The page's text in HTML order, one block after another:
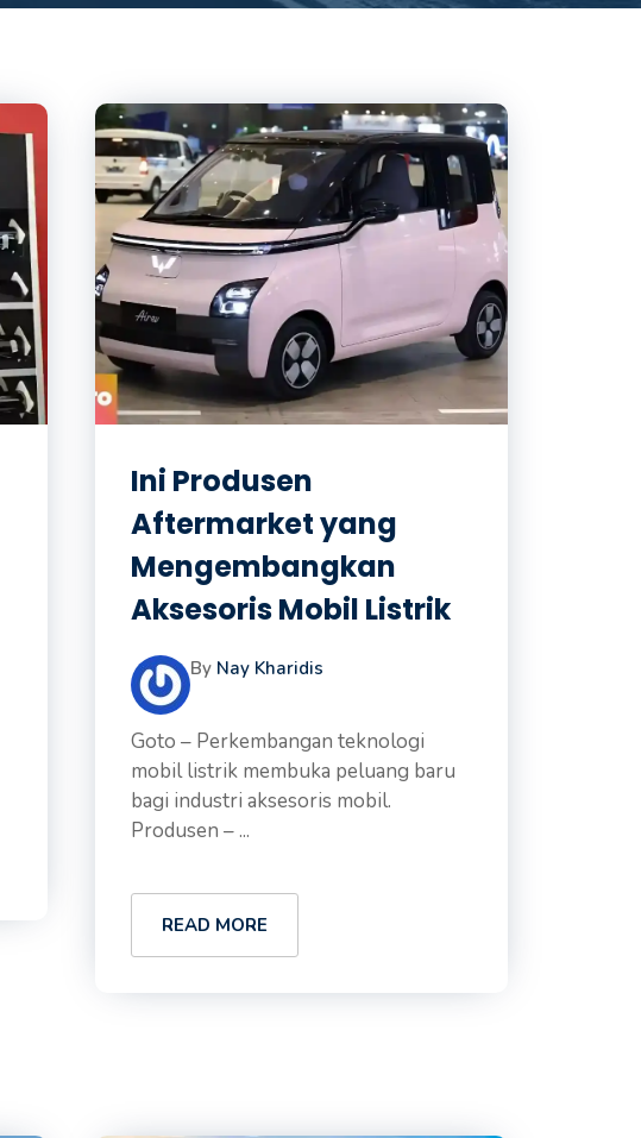
Ini Produsen
Aftermarket yang
Mengembangkan
Aksesoris Mobil Listrik
By Nay Kharidis
Goto – Perkembangan teknologi
mobil listrik membuka peluang baru
bagi industri aksesoris mobil.
Produsen – ...
READ MORE